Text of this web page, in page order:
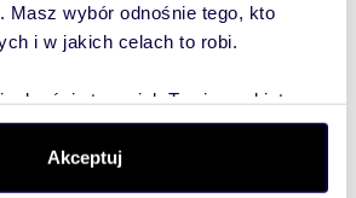
Masz wybór odnośnie tego, kto
i w jakich celach to robi.
tego, jak Twoje osobiste
oraz ustaw własne preferencje w
. W Deklaracji plików cookie możesz
swoją zgodę w dowolnej chwili.
Akceptuj
Zatwierdź